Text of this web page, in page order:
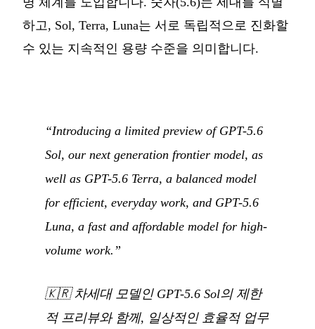
하고, Sol, Terra, Luna는 서로 독립적으로 진화할
수 있는 지속적인 용량 수준을 의미합니다.
“Introducing a limited preview of GPT-5.6
Sol, our next generation frontier model, as
well as GPT-5.6 Terra, a balanced model
for efficient, everyday work, and GPT-5.6
Luna, a fast and affordable model for high-
volume work.”
🇰🇷차세대 모델인 GPT-5.6 Sol의 제한
적 프리뷰와 함께, 일상적인 효율적 업무